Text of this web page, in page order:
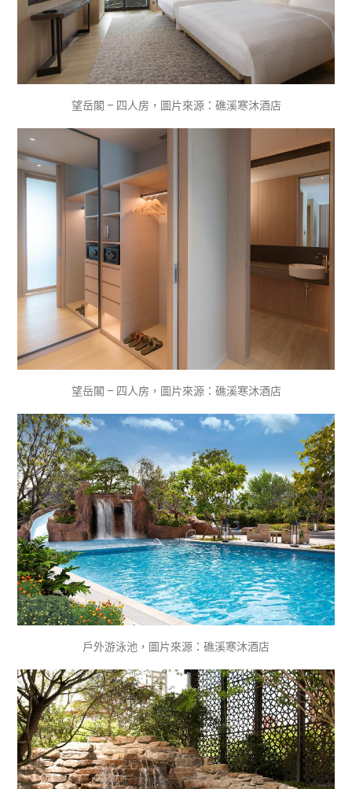
望岳閣 – 四人房，圖片來源：礁溪寒沐酒店
望岳閣 – 四人房，圖片來源：礁溪寒沐酒店
戶外游泳池，圖片來源：礁溪寒沐酒店